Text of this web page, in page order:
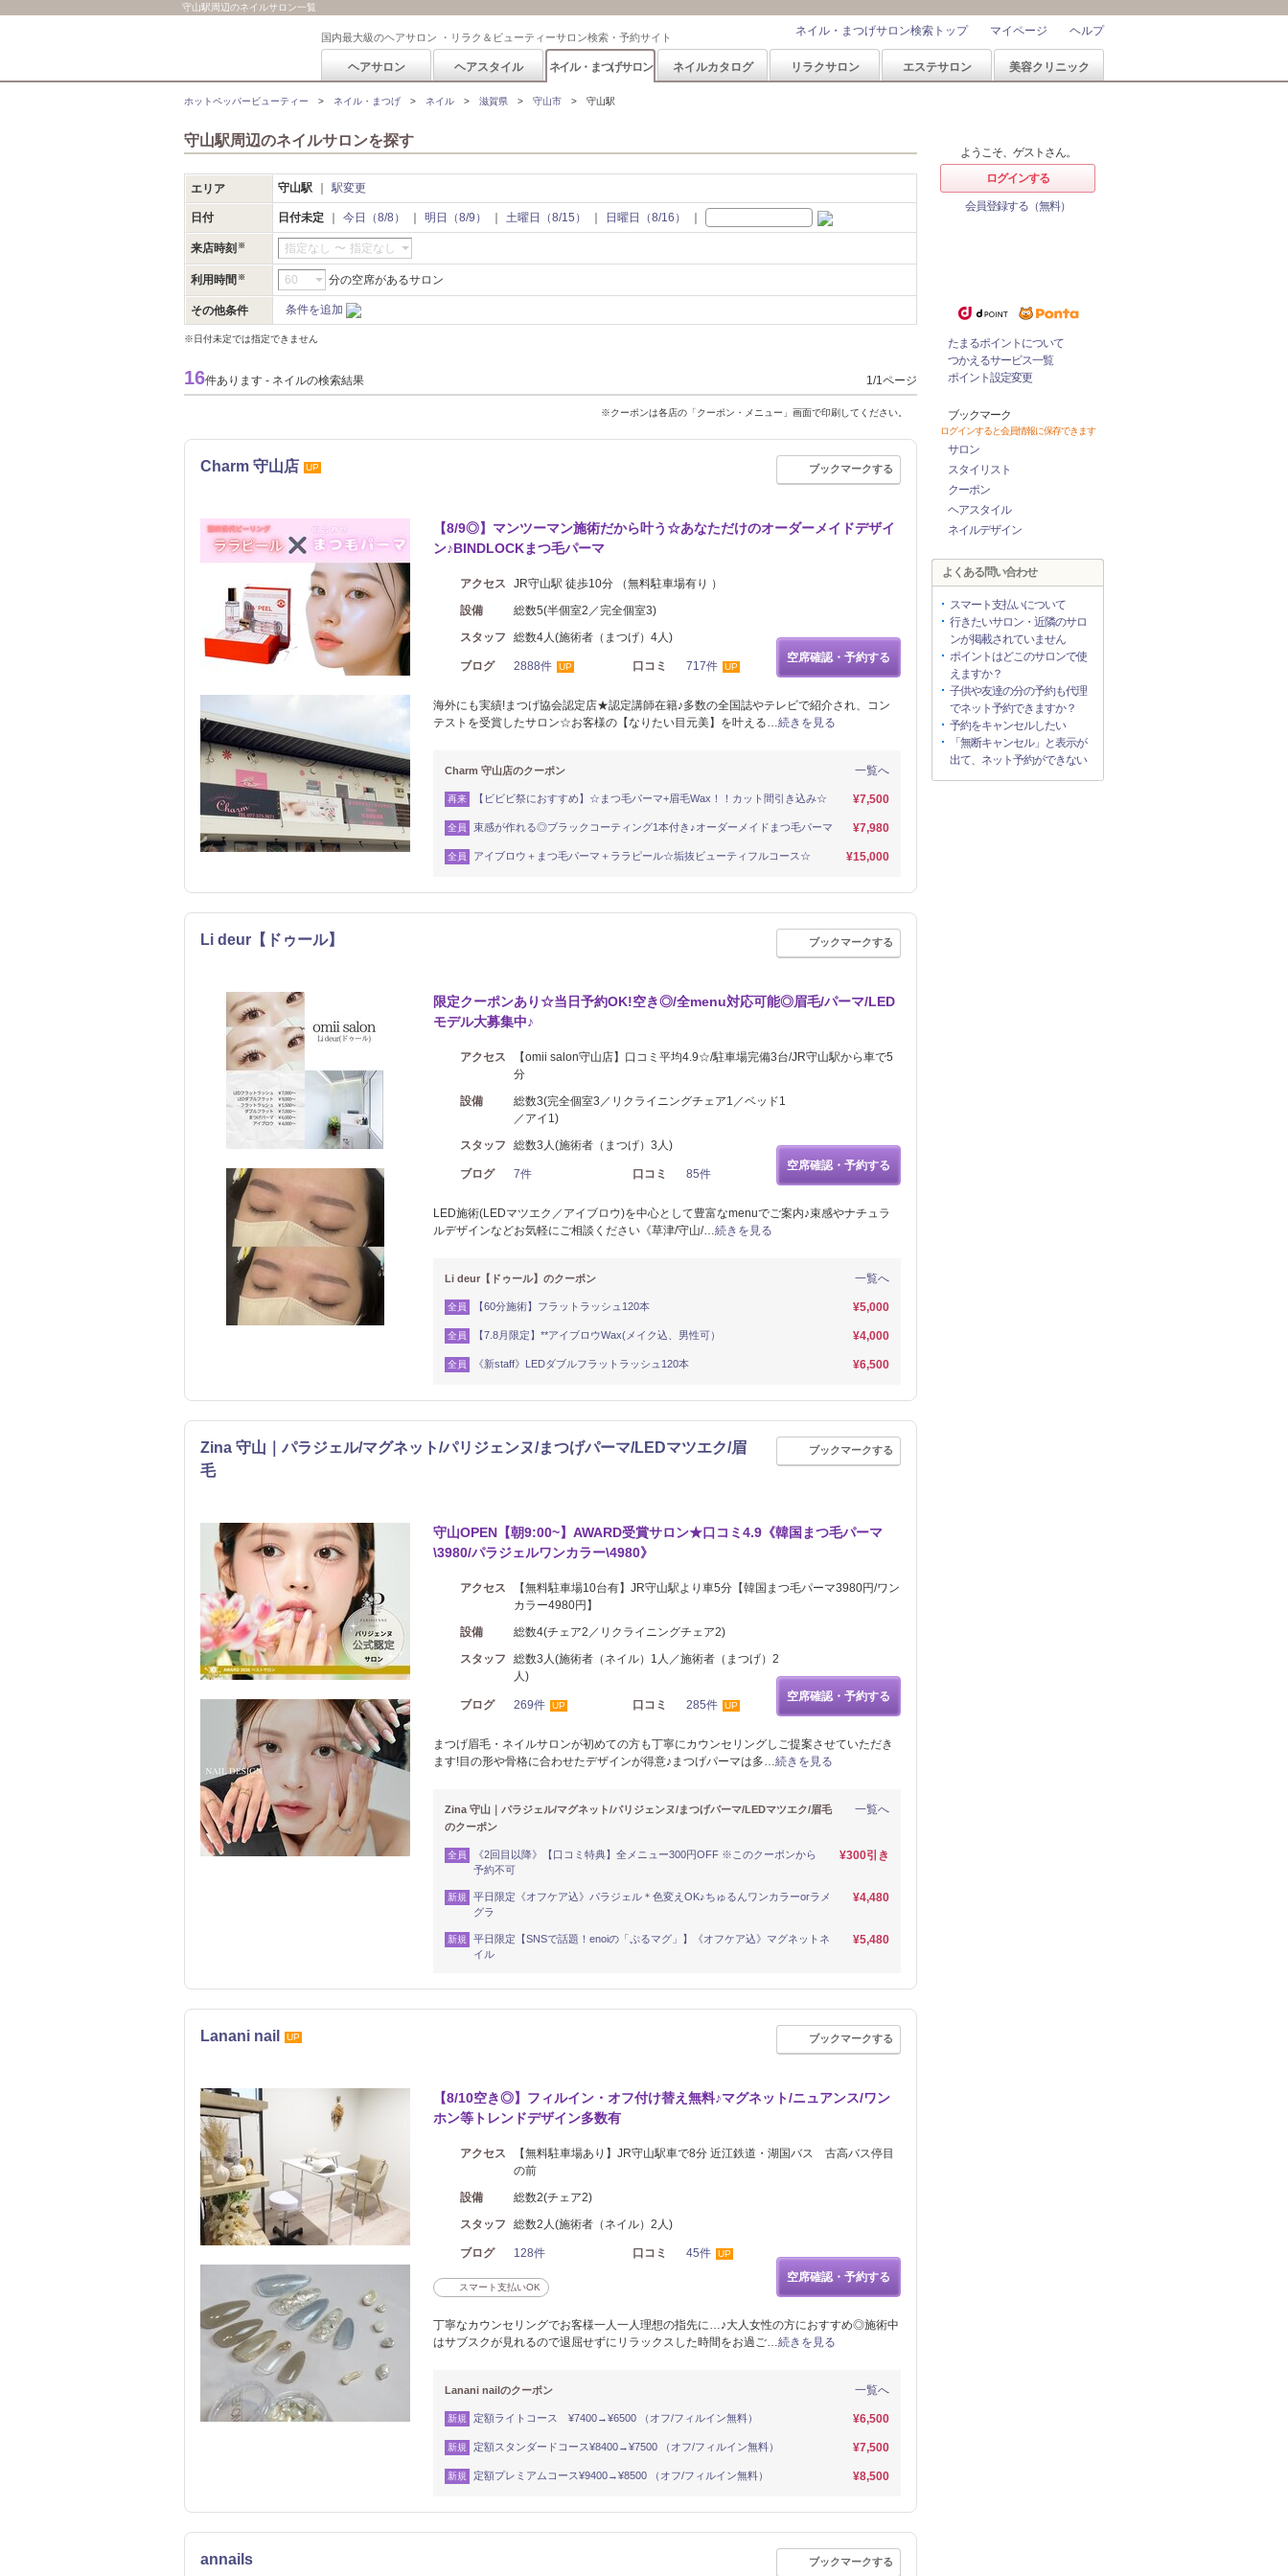
守山駅周辺のネイルサロン一覧
国内最大級のヘアサロン ・リラク＆ビューティーサロン検索・予約サイト ヘルプ
マイページ
ネイル・まつげサロン検索トップ
ヘアサロン ヘアスタイル ネイル・まつげサロン ネイルカタログ リラクサロン エステサロン 美容クリニック
ホットペッパービューティー ネイル・まつげ ネイル 滋賀県 守山市 守山駅
守山駅周辺のネイルサロンを探す
エリア 守山駅 駅変更
日付 日付未定 今日（8/8） 明日（8/9） 土曜日（8/15） 日曜日（8/16）
来店時刻 指定なし 〜 指定なし
利用時間 分の空席があるサロン
その他条件 条件を追加
※日付未定では指定できません
16件あります - ネイルの検索結果 1/1ページ
※クーポンは各店の「クーポン・メニュー」画面で印刷してください。
Charm 守山店 UP ブックマークする
【8/9◎】マンツーマン施術だから叶う☆あなただけのオーダーメイドデザイ
ン♪BINDLOCKまつ毛パーマ
アクセス
JR守山駅 徒歩10分 （無料駐車場有り ）
設備
総数5(半個室2／完全個室3)
スタッフ
総数4人(施術者（まつげ）4人)
ブログ 2888件 UP 口コミ 717件 UP
空席確認・予約する
海外にも実績!まつげ協会認定店★認定講師在籍♪多数の全国誌やテレビで紹介され、コン
テストを受賞したサロン☆お客様の【なりたい目元美】を叶える…続きを見る
一覧へ
Charm 守山店のクーポン
再来 【ビビビ祭におすすめ】☆まつ毛パーマ+眉毛Wax！！カット間引き込み☆ ¥7,500
全員 束感が作れる◎ブラックコーティング1本付き♪オーダーメイドまつ毛パーマ ¥7,980
全員 アイブロウ＋まつ毛パーマ＋ララピール☆垢抜ビューティフルコース☆ ¥15,000
Li deur【ドゥール】 ブックマークする
限定クーポンあり☆当日予約OK!空き◎/全menu対応可能◎眉毛/パーマ/LED
モデル大募集中♪
アクセス
【omii salon守山店】口コミ平均4.9☆/駐車場完備3台/JR守山駅から車で5
分
設備
総数3(完全個室3／リクライニングチェア1／ベッド1
／アイ1)
スタッフ
総数3人(施術者（まつげ）3人)
ブログ 7件 口コミ 85件
空席確認・予約する
LED施術(LEDマツエク／アイブロウ)を中心として豊富なmenuでご案内♪束感やナチュラ
ルデザインなどお気軽にご相談ください《草津/守山/…続きを見る
一覧へ
Li deur【ドゥール】のクーポン
全員 【60分施術】フラットラッシュ120本 ¥5,000
全員 【7.8月限定】**アイブロウWax(メイク込、男性可） ¥4,000
全員 《新staff》LEDダブルフラットラッシュ120本 ¥6,500
Zina 守山｜パラジェル/マグネット/パリジェンヌ/まつげパーマ/LEDマツエク/眉
毛
ブックマークする
守山OPEN【朝9:00~】AWARD受賞サロン★口コミ4.9《韓国まつ毛パーマ
\3980/パラジェルワンカラー\4980》
アクセス
【無料駐車場10台有】JR守山駅より車5分【韓国まつ毛パーマ3980円/ワン
カラー4980円】
設備
総数4(チェア2／リクライニングチェア2)
スタッフ
総数3人(施術者（ネイル）1人／施術者（まつげ）2
人)
ブログ 269件 UP 口コミ 285件 UP
空席確認・予約する
まつげ眉毛・ネイルサロンが初めての方も丁寧にカウンセリングしご提案させていただき
ます!目の形や骨格に合わせたデザインが得意♪まつげパーマは多…続きを見る
一覧へ
Zina 守山｜パラジェル/マグネット/パリジェンヌ/まつげパーマ/LEDマツエク/眉毛
のクーポン
全員
《2回目以降》【口コミ特典】全メニュー300円OFF ※このクーポンから
予約不可
¥300引き
新規
平日限定《オフケア込》パラジェル＊色変えOK♪ちゅるんワンカラーorラメ
グラ
¥4,480
新規
平日限定【SNSで話題！enoiの「ぷるマグ」】《オフケア込》マグネットネ
イル
¥5,480
Lanani nail UP ブックマークする
【8/10空き◎】フィルイン・オフ付け替え無料♪マグネット/ニュアンス/ワン
ホン等トレンドデザイン多数有
アクセス
【無料駐車場あり】JR守山駅車で8分 近江鉄道・湖国バス 古高バス停目
の前
設備
総数2(チェア2)
スタッフ
総数2人(施術者（ネイル）2人)
ブログ 128件 口コミ 45件 UP
スマート支払いOK
空席確認・予約する
丁寧なカウンセリングでお客様一人一人理想の指先に…♪大人女性の方におすすめ◎施術中
はサブスクが見れるので退屈せずにリラックスした時間をお過ご…続きを見る
一覧へ
Lanani nailのクーポン
新規 定額ライトコース ¥7400→¥6500 （オフ/フィルイン無料） ¥6,500
新規 定額スタンダードコース¥8400→¥7500 （オフ/フィルイン無料） ¥7,500
新規 定額プレミアムコース¥9400→¥8500 （オフ/フィルイン無料） ¥8,500
annails ブックマークする
ようこそ、ゲストさん。
ログインする
会員登録する（無料）
たまるポイントについて
つかえるサービス一覧
ポイント設定変更
ブックマーク
ログインすると会員情報に保存できます
サロン
スタイリスト
クーポン
ヘアスタイル
ネイルデザイン
よくある問い合わせ
スマート支払いについて
行きたいサロン・近隣のサロ
ンが掲載されていません
ポイントはどこのサロンで使
えますか？
子供や友達の分の予約も代理
でネット予約できますか？
予約をキャンセルしたい
「無断キャンセル」と表示が
出て、ネット予約ができない